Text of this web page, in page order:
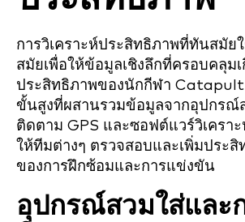
การวิเคราะห์ประสิทธิภาพที่ทันสมัย
สมัยเพื่อให้ข้อมูลเชิงลึกที่ครอบคลุม
ประสิทธิภาพของนักกีฬา
ขั้นสูงที่ผสานรวมข้อมูลจากอุปกรณ์
ติดตาม GPS และซอฟต์แวร์วิเครา
ให้ทีมต่างๆ ตรวจสอบและเพิ่มประ
ของการฝึกซ้อมและการแข่งขัน
อุปกรณ์สวมใส่และ